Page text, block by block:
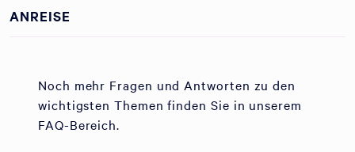
ANREISE
Noch mehr Fragen und Antworten zu den
wichtigsten Themen finden Sie in unserem
FAQ-Bereich.